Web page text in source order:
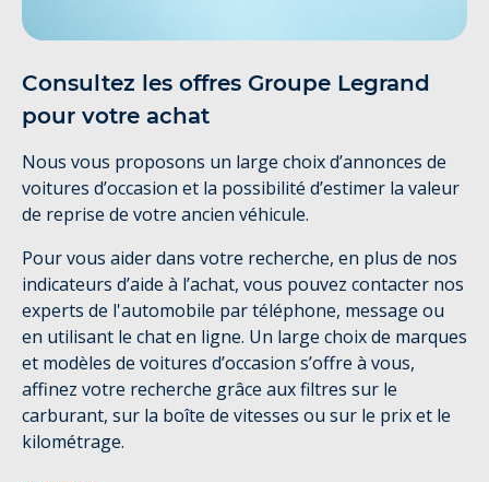
Consultez les offres Groupe Legrand
pour votre achat
Nous vous proposons un large choix d’annonces de
voitures d’occasion et la possibilité d’estimer la valeur
de reprise de votre ancien véhicule.
Pour vous aider dans votre recherche, en plus de nos
indicateurs d’aide à l’achat, vous pouvez contacter nos
experts de l'automobile par téléphone, message ou
en utilisant le chat en ligne. Un large choix de marques
et modèles de voitures d’occasion s’offre à vous,
affinez votre recherche grâce aux filtres sur le
carburant, sur la boîte de vitesses ou sur le prix et le
kilométrage.